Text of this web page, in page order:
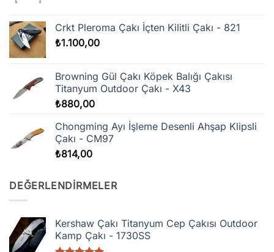
Crkt Pleroma Çakı İçten Kilitli Çakı - 821
₺1.100,00
Browning Gül Çakı Köpek Balığı Çakısı
Titanyum Outdoor Çakı - X43
₺880,00
Chongming Ayı İşleme Desenli Ahşap Klipsli
Çakı - CM97
₺814,00
DEĞERLENDIRMELER
Kershaw Çakı Titanyum Cep Çakısı Outdoor
Kamp Çakı - 1730SS